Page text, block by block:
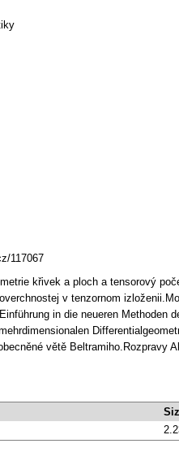
117067
křivek a ploch a tensorový
v tenzornom
in die neueren Methoden
větě Beltramiho.Rozpravy